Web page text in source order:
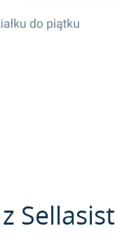
Sellasist